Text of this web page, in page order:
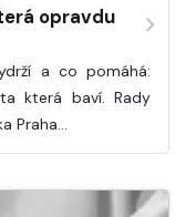
opravdu
a co pomáhá:
která baví. Rady
Praha…